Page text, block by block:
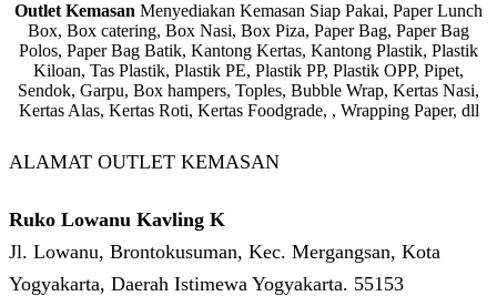
Outlet Kemasan Menyediakan Kemasan Siap Pakai, Paper Lunch
Box, Box catering, Box Nasi, Box Piza, Paper Bag, Paper Bag
Polos, Paper Bag Batik, Kantong Kertas, Kantong Plastik, Plastik
Kiloan, Tas Plastik, Plastik PE, Plastik PP, Plastik OPP, Pipet,
Sendok, Garpu, Box hampers, Toples, Bubble Wrap, Kertas Nasi,
Kertas Alas, Kertas Roti, Kertas Foodgrade, , Wrapping Paper, dll
ALAMAT OUTLET KEMASAN
Ruko Lowanu Kavling K
Jl. Lowanu, Brontokusuman, Kec. Mergangsan, Kota
Yogyakarta, Daerah Istimewa Yogyakarta. 55153